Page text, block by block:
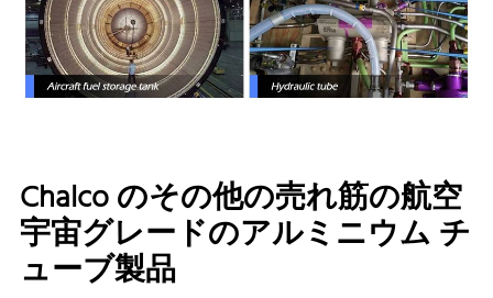
Chalco のその他の売れ筋の航空
宇宙グレードのアルミニウム チ
ューブ製品